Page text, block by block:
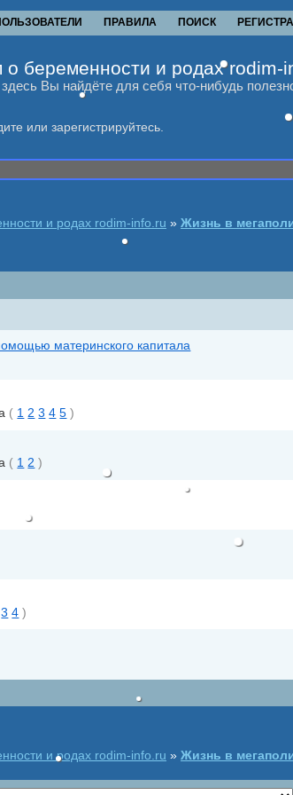
ПРАВИЛА ПОИСК
беременности и родах rodim-
Вы найдёте для себя что-нибудь
или зарегистрируйтесь.
и родах rodim-info.ru » Жизнь в
материнского капитала
( 1 2 3 4 5 )
( 1 2 )
3 4 )
и родах rodim-info.ru » Жизнь в